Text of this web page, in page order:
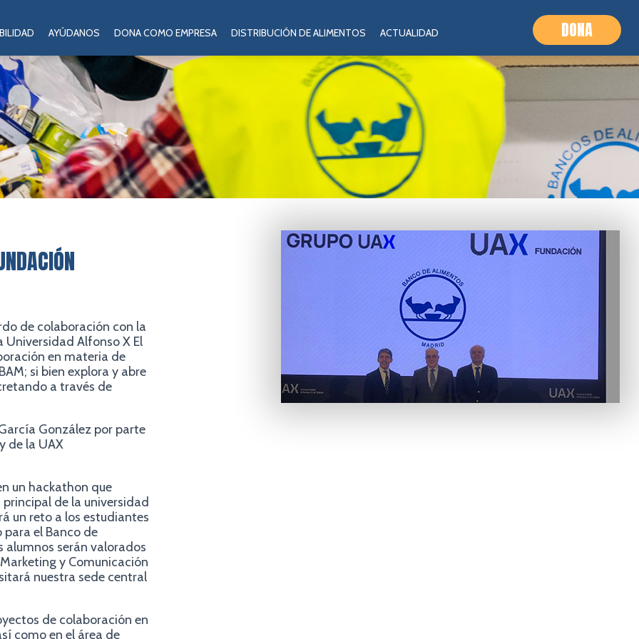
AYÚDANOS DONA COMO EMPRESA DISTRIBUCIÓN DE ALIMENTOS ACTUALIDAD DONA
de colaboración con la
Universidad Alfonso X El
en materia de
si bien explora y abre
a través de
González por parte
de la UAX
un hackathon que
de la universidad
un reto a los estudiantes
el Banco de
serán valorados
y Comunicación
nuestra sede central
de colaboración en
como en el área de